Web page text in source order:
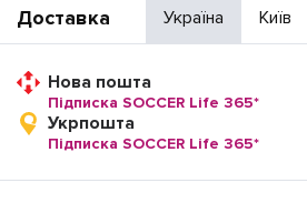
Доставка Україна Київ
Нова пошта
Підписка SOCCER Life 365*
Укрпошта
Підписка SOCCER Life 365*